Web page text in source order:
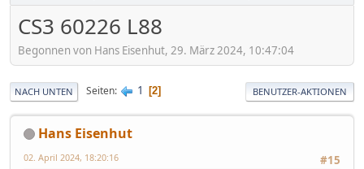
CS3 60226 L88
Begonnen von Hans Eisenhut, 29. März 2024, 10:47:04
NACH UNTEN Seiten 1 2 BENUTZER-AKTIONEN
Hans Eisenhut
#15
02. April 2024, 18:20:16